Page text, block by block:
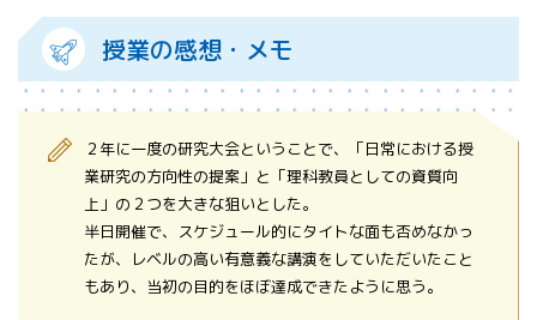
授業の感想・メモ
２年に一度の研究大会ということで、「日常における授
業研究の方向性の提案」と「理科教員としての資質向
上」の２つを大きな狙いとした。
半日開催で、スケジュール的にタイトな面も否めなかっ
たが、レベルの高い有意義な講演をしていただいたこと
もあり、当初の目的をほぼ達成できたように思う。